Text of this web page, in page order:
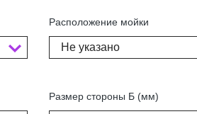
Расположение мойки
Не указано
Размер стороны Б (мм)